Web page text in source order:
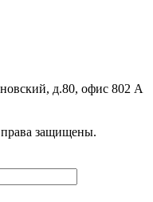
д.80, офис 802 А
защищены.